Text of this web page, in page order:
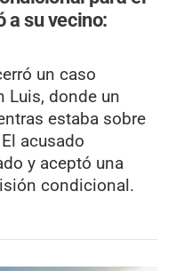
a su vecino:
un caso
Luis, donde un
estaba sobre
acusado
y aceptó una
condicional.